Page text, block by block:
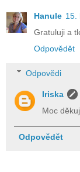
Hanule 15.
Gratuluji a
Odpovědět
Odpovědi
Iriska
Moc
Odpovědět